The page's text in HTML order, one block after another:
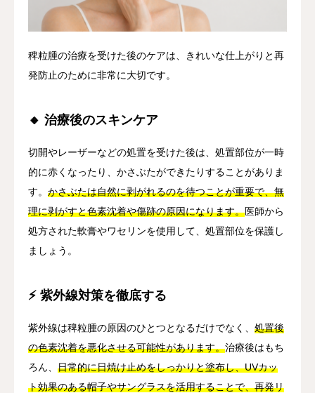
稗粒腫の治療を受けた後のケアは、きれいな仕上がりと再
発防止のために非常に大切です。
🔸 治療後のスキンケア
切開やレーザーなどの処置を受けた後は、処置部位が一時
的に赤くなったり、かさぶたができたりすることがありま
す。 かさぶたは自然に剥がれるのを待つことが重要で、無
理に剥がすと色素沈着や傷跡の原因になります。医師から
処方された軟膏やワセリンを使用して、処置部位を保護し
ましょう。
⚡ 紫外線対策を徹底する
紫外線は稗粒腫の原因のひとつとなるだけでなく、 処置後
の色素沈着を悪化させる可能性があります。治療後はもち
ろん、 日常的に日焼け止めをしっかりと塗布し、UVカッ
ト効果のある帽子やサングラスを活用することで、再発リ